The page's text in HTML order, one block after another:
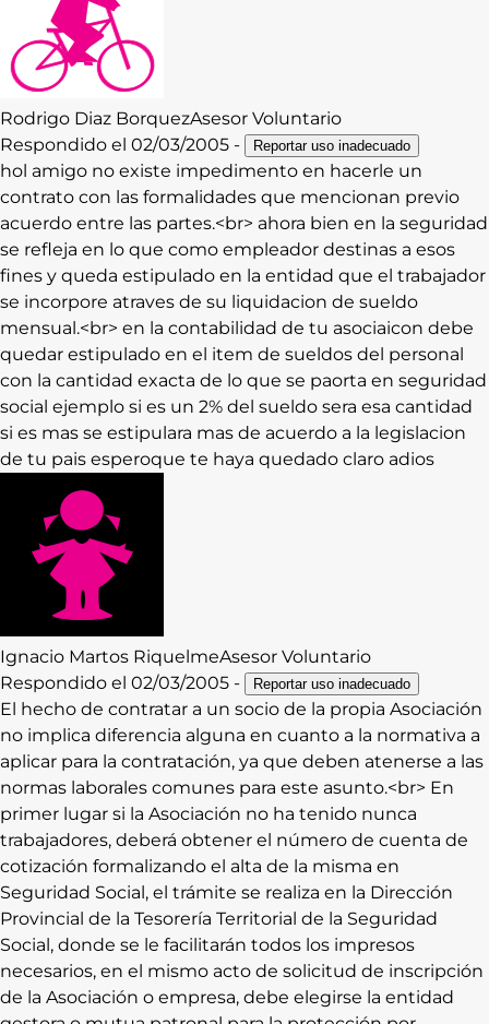
Rodrigo Diaz BorquezAsesor Voluntario
Respondido el 02/03/2005 - Reportar uso inadecuado
hol amigo no existe impedimento en hacerle un
contrato con las formalidades que mencionan previo
acuerdo entre las partes.<br> ahora bien en la seguridad
se refleja en lo que como empleador destinas a esos
fines y queda estipulado en la entidad que el trabajador
se incorpore atraves de su liquidacion de sueldo
mensual.<br> en la contabilidad de tu asociaicon debe
quedar estipulado en el item de sueldos del personal
con la cantidad exacta de lo que se paorta en seguridad
social ejemplo si es un 2% del sueldo sera esa cantidad
si es mas se estipulara mas de acuerdo a la legislacion
de tu pais esperoque te haya quedado claro adios
Ignacio Martos RiquelmeAsesor Voluntario
Respondido el 02/03/2005 - Reportar uso inadecuado
El hecho de contratar a un socio de la propia Asociación
no implica diferencia alguna en cuanto a la normativa a
aplicar para la contratación, ya que deben atenerse a las
normas laborales comunes para este asunto.<br> En
primer lugar si la Asociación no ha tenido nunca
trabajadores, deberá obtener el número de cuenta de
cotización formalizando el alta de la misma en
Seguridad Social, el trámite se realiza en la Dirección
Provincial de la Tesorería Territorial de la Seguridad
Social, donde se le facilitarán todos los impresos
necesarios, en el mismo acto de solicitud de inscripción
de la Asociación o empresa, debe elegirse la entidad